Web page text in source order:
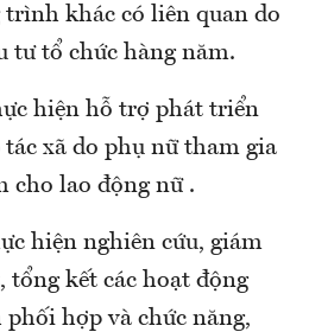
trình khác có liên quan do
tư tổ chức hàng năm.
hiện hỗ trợ phát triển
xã do phụ nữ tham gia
cho lao động nữ .
hiện nghiên cứu, giám
tổng kết các hoạt động
hợp và chức năng,